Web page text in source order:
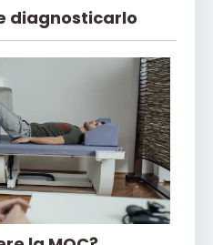
diagnosticarlo